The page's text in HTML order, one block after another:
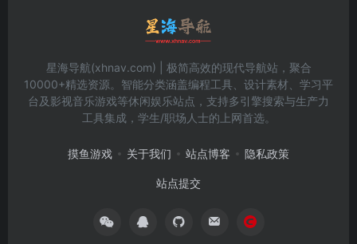
星海导航(xhnav.com) | 极简高效的现代导航站，聚合
10000+精选资源。智能分类涵盖编程工具、设计素材、学习平
台及影视音乐游戏等休闲娱乐站点，支持多引擎搜索与生产力
工具集成，学生/职场人士的上网首选。
摸鱼游戏 关于我们 站点博客 隐私政策
站点提交